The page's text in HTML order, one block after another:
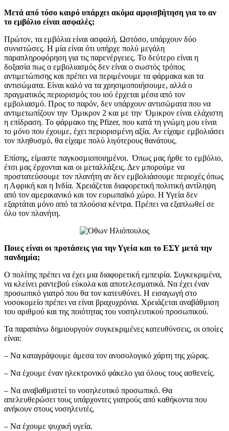
Μετά από τόσο καιρό υπάρχει ακόμα αμφισβήτηση για το αν
το εμβόλιο είναι ασφαλές;
Πρώτον, τα εμβόλια είναι ασφαλή. Ωστόσο, υπάρχουν δύο
συνιστώσες. Η μία είναι ότι υπήρχε πολύ μεγάλη
παραπληροφόρηση για τις παρενέργειες. Το δεύτερο είναι η
δοξασία πως ο εμβολιασμός δεν είναι ο σωστός τρόπος
αντιμετώπισης και πρέπει να περιμένουμε τα φάρμακα και τα
αντισώματα. Είναι καλό να τα χρησιμοποιήσουμε, αλλά ο
πραγματικός περιορισμός του ιού έρχεται μέσα από τον
εμβολιασμό. Προς το παρόν, δεν υπάρχουν αντισώματα που να
αντιμετωπίζουν την Όμικρον 2 και με την Όμικρον είναι ελάχιστη
η επίδραση. Το φάρμακο της Pfizer, που κατά τη γνώμη μου είναι
το μόνο που έχουμε, έχει περιορισμένη αξία. Αν είχαμε εμβολιάσει
τον πληθυσμό, θα είχαμε πολύ λιγότερους θανάτους.
Επίσης, είμαστε παγκοσμιοποιημένοι. Όπως μας ήρθε το εμβόλιο,
έτσι μας έρχονται και οι μεταλλάξεις. Δεν μπορούμε να
προστατεύσουμε τον πλανήτη αν δεν εμβολιάσουμε περιοχές όπως
η Αφρική και η Ινδία. Χρειάζεται διαφορετική πολιτική αντίληψη
από τον αμερικανικό και τον ευρωπαϊκό χώρο. Η Υγεία δεν
εξαρτάται μόνο από τα πλούσια κέντρα. Πρέπει να εξαπλωθεί σε
όλο τον πλανήτη.
Ποιες είναι οι προτάσεις για την Υγεία και το ΕΣΥ μετά την
πανδημία;
Ο πολίτης πρέπει να έχει μια διαφορετική εμπειρία. Συγκεκριμένα,
να κλείνει ραντεβού εύκολα και αποτελεσματικά. Να έχει έναν
προσωπικό γιατρό που θα τον κατευθύνει. Η εισαγωγή στο
νοσοκομείο πρέπει να είναι βραχυχρόνια. Χρειάζεται αναβάθμιση
του αριθμού και της ποιότητας του νοσηλευτικού προσωπικού.
Τα παραπάνω δημιουργούν συγκεκριμένες κατευθύνσεις, οι οποίες
είναι:
– Να καταγράψουμε άμεσα τον ανοσολογικό χάρτη της χώρας.
– Να έχουμε έναν ηλεκτρονικό φάκελο για όλους τους ασθενείς.
– Να αναβαθμιστεί το νοσηλευτικό προσωπικό. Θα
απελευθερώσει τους υπάρχοντες γιατρούς από καθήκοντα που
ανήκουν στους νοσηλευτές.
– Να έχουμε ψυχική υγεία.